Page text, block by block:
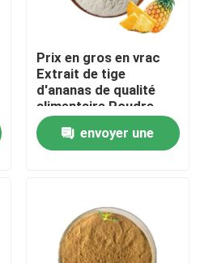
Prix en gros en vrac
Extrait de tige
d'ananas de qualité
alimentaire Poudre
d'enzyme de
bromélaïne
1200/2400 GDU
envoyer une